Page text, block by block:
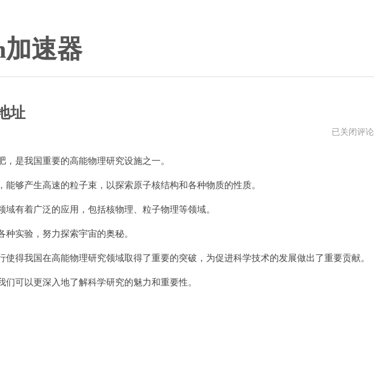
速器
址
天
已关闭评论
是我国重要的高能物理研究设施之一。
够产生高速的粒子束，以探索原子核结构和各种物质的性质。
有着广泛的应用，包括核物理、粒子物理等领域。
实验，努力探索宇宙的奥秘。
得我国在高能物理研究领域取得了重要的突破，为促进科学技术的发展做出了重要贡献。
可以更深入地了解科学研究的魅力和重要性。